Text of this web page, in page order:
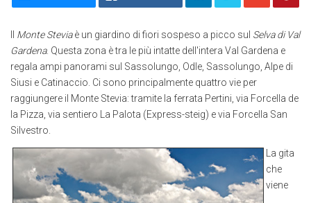
Monte Steviaè un giardino di fiori sospeso a picco sul Selva di Val
Gardena. Questa zona è tra le più intatte dell'intera Val Gardena e
regala ampi panorami sul Sassolungo, Odle, Sassolungo, Alpe di
Siusi e Catinaccio. Ci sono principalmente quattro vie per
raggiungere il Monte Stevia: tramite la ferrata Pertini, via Forcella de
la Pizza, via sentiero La Palota (Express-steig) e via Forcella San
Silvestro.
La gita
che
viene